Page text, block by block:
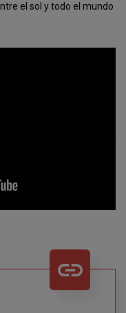
el sol y todo el mundo